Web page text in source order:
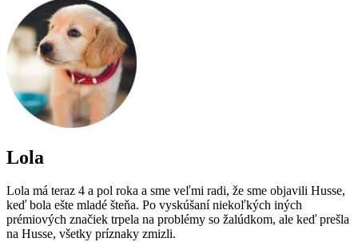
Lola
Lola má teraz 4 a pol roka a sme veľmi radi, že sme objavili Husse,
keď bola ešte mladé šteňa. Po vyskúšaní niekoľkých iných
prémiových značiek trpela na problémy so žalúdkom, ale keď prešla
na Husse, všetky príznaky zmizli.